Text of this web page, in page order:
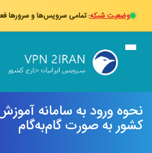
وضعیت شبکه: تمامی سرویس‌ها و سرورها فعال
ورود به سامانه آموزش
به صورت گام‌به‌گام